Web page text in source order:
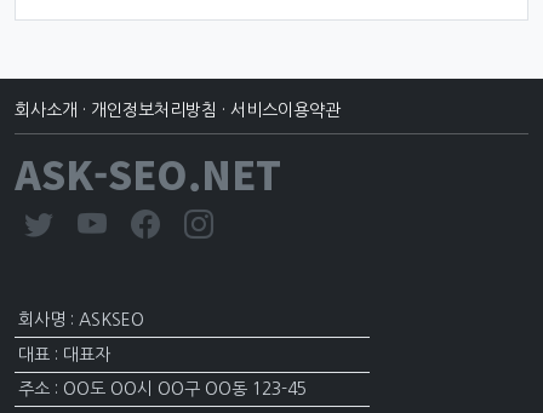
회사소개 · 개인정보처리방침 · 서비스이용약관
ASK-SEO.NET
회사명 : ASKSEO
대표 : 대표자
주소 : OO도 OO시 OO구 OO동 123-45